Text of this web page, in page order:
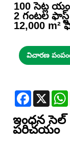
100 సెట్ల
2 గంటల
12,000 m²
విచారణ
Facebook
X
ఇంధన సెల్
పరిచయం